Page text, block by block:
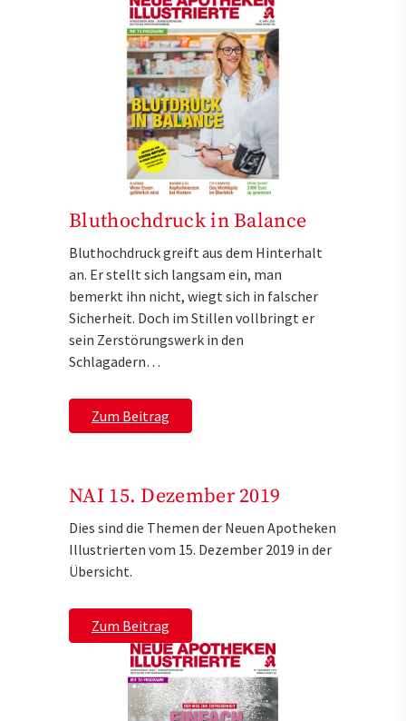
Bluthochdruck in Balance
Bluthochdruck greift aus dem Hinterhalt
an. Er stellt sich langsam ein, man
bemerkt ihn nicht, wiegt sich in falscher
Sicherheit. Doch im Stillen vollbringt er
sein Zerstörungswerk in den
Schlagadern…
Zum Beitrag
NAI 15. Dezember 2019
Dies sind die Themen der Neuen Apotheken
Illustrierten vom 15. Dezember 2019 in der
Übersicht.
Zum Beitrag